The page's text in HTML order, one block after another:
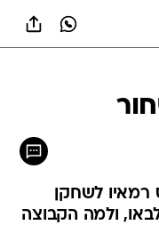
לשחקן
ולמה הקבוצה